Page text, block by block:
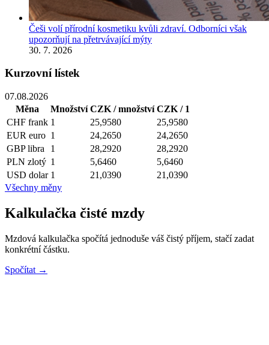
Češi volí přírodní kosmetiku kvůli zdraví. Odborníci však
upozorňují na přetrvávající mýty
30. 7. 2026
Kurzovní lístek
07.08.2026
Měna
Množství CZK / množství CZK / 1
CHF frank 1 25,9580
25,9580
EUR euro 1 24,2650
24,2650
GBP libra 1 28,2920
28,2920
PLN zlotý 1 5,6460
5,6460
USD dolar 1 21,0390
21,0390
Všechny měny
Kalkulačka čisté mzdy
Mzdová kalkulačka spočítá jednoduše váš čistý příjem, stačí zadat
konkrétní částku.
Spočítat →